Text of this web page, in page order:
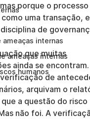
ameaças internas
ameaças internas
humanos
porque o
uma transação,
de
que muitas
ainda se encontram.
de
arquivam o
a questão do risco
não foi. A